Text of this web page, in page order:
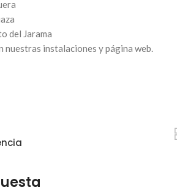
del Jarama
nuestras instalaciones y página web.